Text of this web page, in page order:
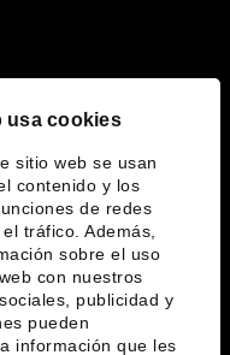
usa cookies
sitio web se usan
contenido y los
de redes
tráfico. Además,
sobre el uso
con nuestros
publicidad y
pueden
información que les